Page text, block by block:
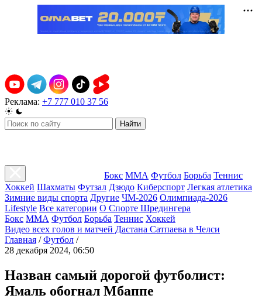
Реклама: +7 777 010 37 56
Найти
Бокс ММА Футбол Борьба Теннис
Хоккей Шахматы Футзал Дзюдо Киберспорт Легкая атлетика
Зимние виды спорта Другие ЧМ-2026 Олимпиада-2026
Lifestyle Все категории О Спорте Шредингера
Бокс ММА Футбол Борьба Теннис Хоккей
Видео всех голов и матчей Дастана Сатпаева в Челси
Главная / Футбол /
28 декабря 2024, 06:50
Назван самый дорогой футболист:
Ямаль обогнал Мбаппе